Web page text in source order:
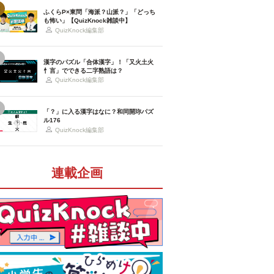
ふくらP×東問「海派？山派？」「どっち
も怖い」【QuizKnock雑談中】
QuizKnock編集部
漢字のパズル「合体漢字」！「又火土火
忄言」でできる二字熟語は？
QuizKnock編集部
「？」に入る漢字はなに？和同開珎パズ
ル176
QuizKnock編集部
連載企画